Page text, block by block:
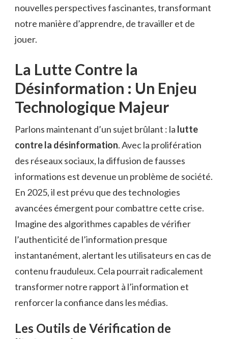
nouvelles perspectives fascinantes, transformant
notre manière d’apprendre, de travailler et de
jouer.
La Lutte Contre la
Désinformation : Un Enjeu
Technologique Majeur
Parlons maintenant d’un sujet brûlant : la lutte
contre la désinformation. Avec la prolifération
des réseaux sociaux, la diffusion de fausses
informations est devenue un problème de société.
En 2025, il est prévu que des technologies
avancées émergent pour combattre cette crise.
Imagine des algorithmes capables de vérifier
l’authenticité de l’information presque
instantanément, alertant les utilisateurs en cas de
contenu frauduleux. Cela pourrait radicalement
transformer notre rapport à l’information et
renforcer la confiance dans les médias.
Les Outils de Vérification de